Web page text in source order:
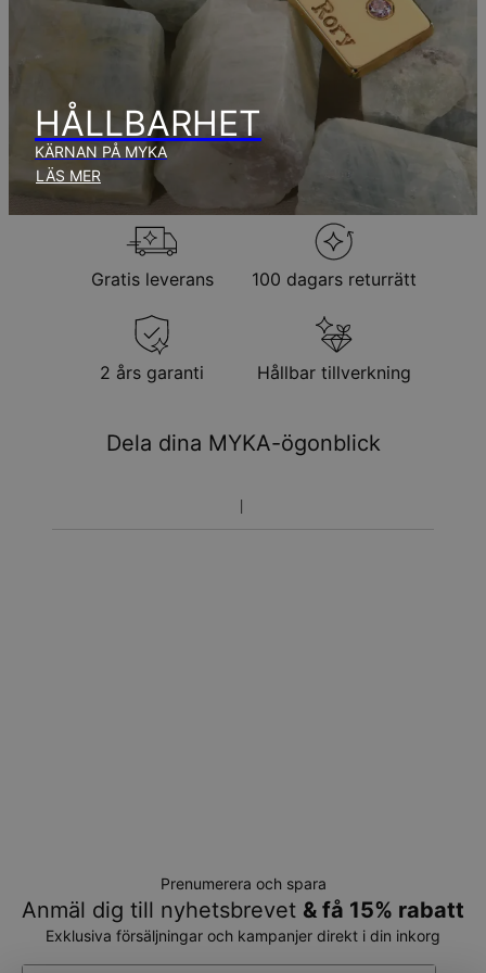
aug.
produktionstid.
Returpolicy
Observera att personliga smycken är unika och endast kan
returneras för utbyte eller butikskredit
HÅLLBARHET
KÄRNAN PÅ MYKA
LÄS MER
Gratis leverans 100 dagars returrätt
2 års garanti Hållbar tillverkning
Dela dina MYKA-ögonblick
Prenumerera och spara
Anmäl dig till nyhetsbrevet & få 15% rabatt
Exklusiva försäljningar och kampanjer direkt i din inkorg